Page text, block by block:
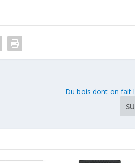
Du bois dont on fait